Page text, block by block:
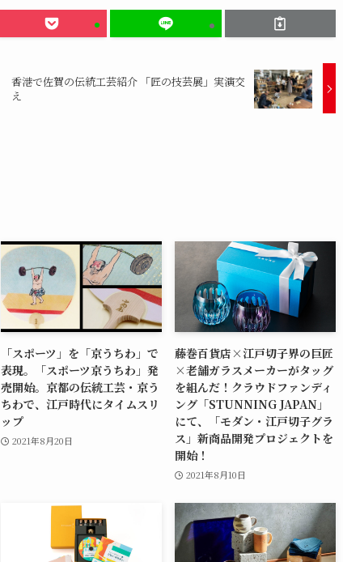
香港で佐賀の伝統工芸紹介 「匠の技芸展」実演交
え
「スポーツ」を「京うちわ」で
表現。「スポーツ京うちわ」発
売開始。京都の伝統工芸・京う
ちわで、江戸時代にタイムスリ
ップ
2021年8月20日
藤巻百貨店×江戸切子界の巨匠
×老舗ガラスメーカーがタッグ
を組んだ！クラウドファンディ
ング「STUNNING JAPAN」
にて、「モダン・江戸切子グラ
ス」新商品開発プロジェクトを
開始！
2021年8月10日